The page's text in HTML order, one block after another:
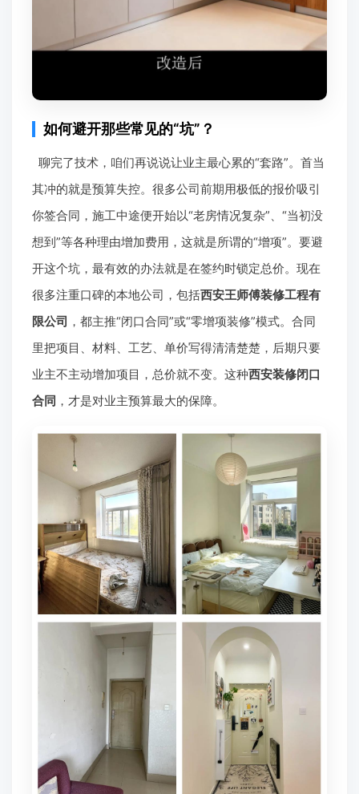
如何避开那些常见的“坑”？
聊完了技术，咱们再说说让业主最心累的“套路”。首当
其冲的就是预算失控。很多公司前期用极低的报价吸引
你签合同，施工中途便开始以“老房情况复杂”、“当初没
想到”等各种理由增加费用，这就是所谓的“增项”。要避
开这个坑，最有效的办法就是在签约时锁定总价。现在
很多注重口碑的本地公司，包括西安王师傅装修工程有
限公司 ，都主推“闭口合同”或“零增项装修”模式。合同
里把项目、材料、工艺、单价写得清清楚楚，后期只要
业主不主动增加项目，总价就不变。这种西安装修闭口
合同 ，才是对业主预算最大的保障。